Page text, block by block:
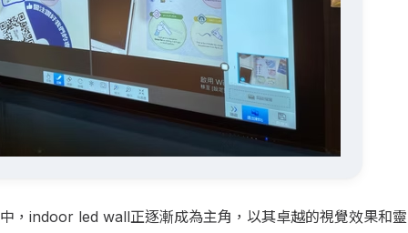
，indoor led wall正逐漸成為主角，以其卓越的視覺效果和靈